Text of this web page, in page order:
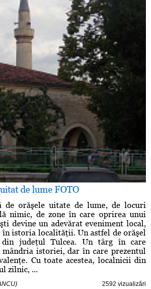
de lume FOTO
de orăşele uitate de lume, de locuri
nimic, de zone în care oprirea unui
devine un adevărat eveniment local,
în istoria localităţii. Un astfel de orăşel
din judeţul Tulcea. Un târg în care
istoriei, dar în care prezentul
Cu toate acestea, localnicii din
zilnic, ...
2592 vizualizări